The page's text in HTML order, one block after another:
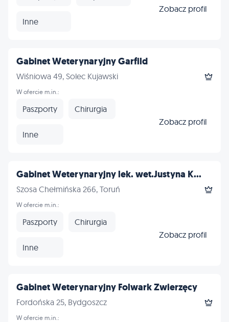
Inne
Zobacz profil
Gabinet Weterynaryjny Garfild
Wiśniowa 49, Solec Kujawski
W ofercie m.in.:
Paszporty Chirurgia
Inne
Zobacz profil
Gabinet Weterynaryjny lek. wet.Justyna K...
Szosa Chełmińska 266, Toruń
W ofercie m.in.:
Paszporty Chirurgia
Inne
Zobacz profil
Gabinet Weterynaryjny Folwark Zwierzęcy
Fordońska 25, Bydgoszcz
W ofercie m.in.: